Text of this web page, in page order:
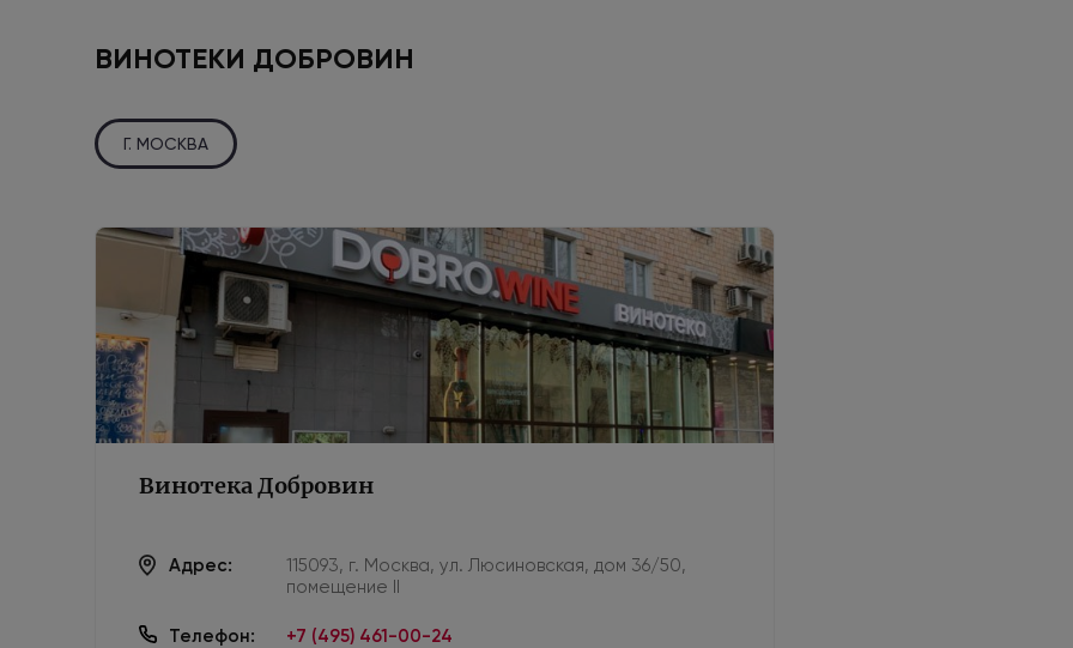
ВИНОТЕКИ ДОБРОВИН
Г. МОСКВА
Винотека Добровин
Адрес:
115093, г. Москва, ул. Люсиновская, дом 36/50,
помещение II
Телефон: +7 (495) 461-00-24